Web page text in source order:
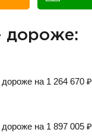
дороже:
дороже на 1 264 670 ₽
дороже на 1 897 005 ₽